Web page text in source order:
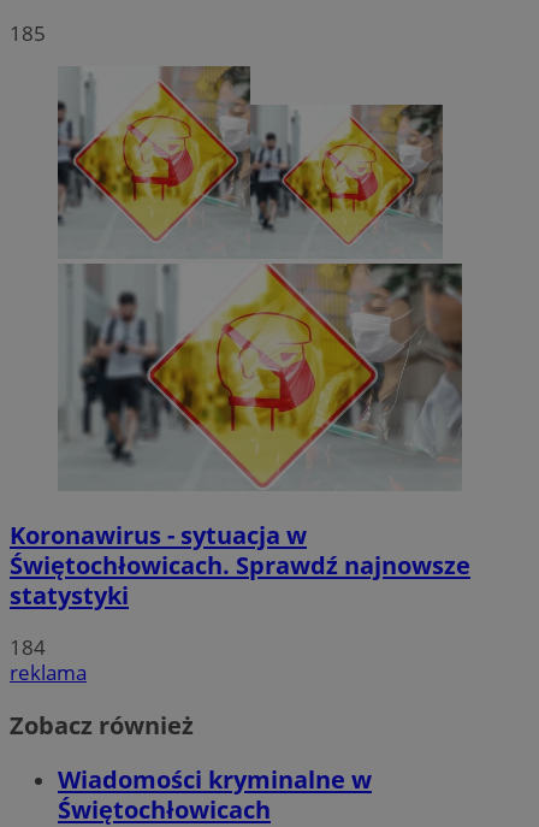
185
Koronawirus - sytuacja w
Świętochłowicach. Sprawdź najnowsze
statystyki
184
reklama
Zobacz również
Wiadomości kryminalne w
Świętochłowicach